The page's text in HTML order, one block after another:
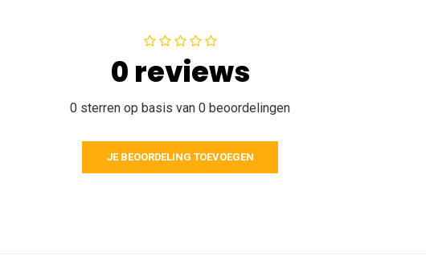
0 reviews
0 sterren op basis van 0 beoordelingen
JE BEOORDELING TOEVOEGEN